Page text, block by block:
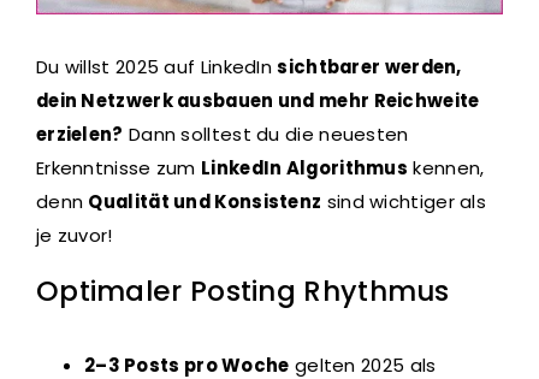
Du willst 2025 auf LinkedInsichtbarer werden,
dein Netzwerk ausbauen und mehr Reichweite
erzielen? Dann solltest du die neuesten
Erkenntnisse zum LinkedIn Algorithmus kennen,
denn Qualität und Konsistenz sind wichtiger als
je zuvor!
Optimaler Posting Rhythmus
2–3 Posts pro Woche gelten 2025 als